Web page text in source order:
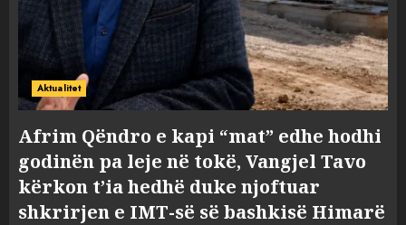
Aktualitet
Afrim Qëndro e kapi “mat” edhe hodhi
godinën pa leje në tokë, Vangjel Tavo
kërkon t’ia hedhë duke njoftuar
shkrirjen e IMT-së së bashkisë Himarë